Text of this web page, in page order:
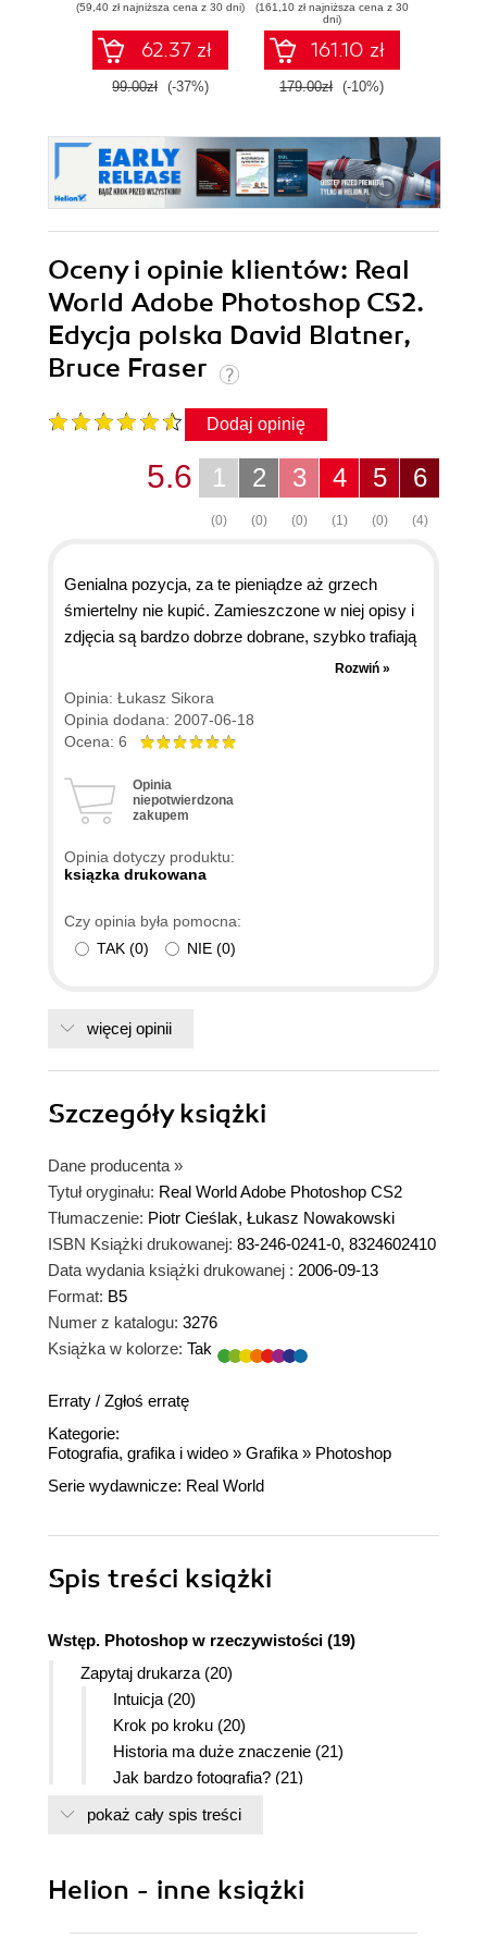
(59,40 zł najniższa cena z 30 dni)
62.37 zł
99.00zł (-37%)
Elements 2024 -
Sixth Edition
(161,10 zł najniższa cena z 30
dni)
161.10 zł
179.00zł (-10%)
Oceny i opinie klientów: Real
World Adobe Photoshop CS2.
Edycja polska David Blatner,
Bruce Fraser
Dodaj opinię
6
(4)
5
(0)
4
(1)
3
(0)
2
(0)
1
(0)
5.6
Genialna pozycja, za te pieniądze aż grzech
śmiertelny nie kupić. Zamieszczone w niej opisy i
zdjęcia są bardzo dobrze dobrane, szybko trafiają
do głowy, książkę czyta się miło bez zasypiania
jak to w przypadku innych pozycji. Brak lania
wody. Lepszej książki jak na razie w rękach nie
miałem. Jeśli ktoś się zastanawia nad kupnem to
Rozwiń »
Opinia: Łukasz Sikora
Opinia dodana: 2007-06-18
Ocena: 6
Opinia
niepotwierdzona
zakupem
Opinia dotyczy produktu:
ksiązka drukowana
Czy opinia była pomocna:
TAK (0) NIE (0)
więcej opinii
Szczegółyksiążki
Dane producenta »
Tytuł oryginału: Real World Adobe Photoshop CS2
Tłumaczenie: Piotr Cieślak, Łukasz Nowakowski
ISBN Książki drukowanej: 83-246-0241-0, 8324602410
Data wydania książki drukowanej : 2006-09-13
Format: B5
Numer z katalogu: 3276
Książka w kolorze: Tak
Erraty / Zgłoś erratę
Kategorie:
Fotografia, grafika i wideo » Grafika » Photoshop
Serie wydawnicze: Real World
Spis treści książki
Wstęp. Photoshop w rzeczywistości (19)
Zapytaj drukarza (20)
Intuicja (20)
Krok po kroku (20)
Historia ma duże znaczenie (21)
Jak bardzo fotografia? (21)
Stopień zrozumienia (21)
Organizacja książki (22)
Słowo do użytkowników systemu Windows (23)
pokaż cały spis treści
Helion - inne książki